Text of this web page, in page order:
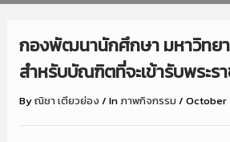
กองพัฒนานักศึกษา มหาวิทย
สำหรับบัณฑิตที่จะเข้ารับพระ
Byณิชา เตียวย่อง / Inภาพกิจกรรม / October